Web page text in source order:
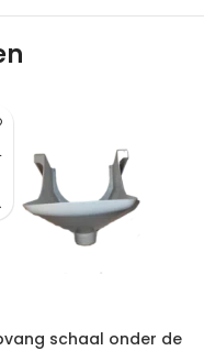
schaal onder de